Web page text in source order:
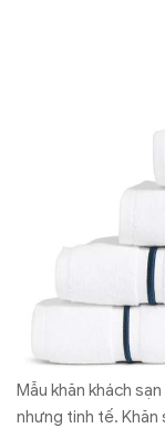
Mẫu khăn khách
nhưng tinh tế.